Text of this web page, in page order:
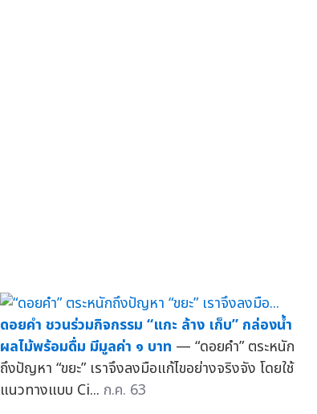
ดอยคำ ชวนร่วมกิจกรรม “แกะ ล้าง เก็บ” กล่องน้ำ
ผลไม้พร้อมดื่ม มีมูลค่า ๑ บาท — “ดอยคำ” ตระหนัก
ถึงปัญหา “ขยะ” เราจึงลงมือแก้ไขอย่างจริงจัง โดยใช้
แนวทางแบบ Ci... ก.ค. 63